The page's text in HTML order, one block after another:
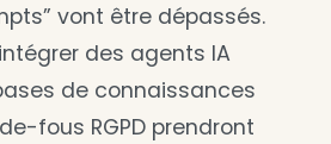
vont être dépassés.
des agents IA
de connaissances
fous RGPD prendront